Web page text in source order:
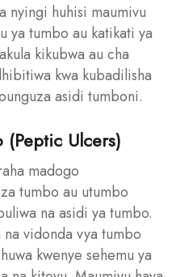
nyingi huhisi maumivu
ya tumbo au katikati ya
kikubwa au cha
kwa kubadilisha
asidi tumboni.
Ulcers)
madogo
tumbo au utumbo
na asidi ya tumbo.
vidonda vya tumbo
kwenye sehemu ya